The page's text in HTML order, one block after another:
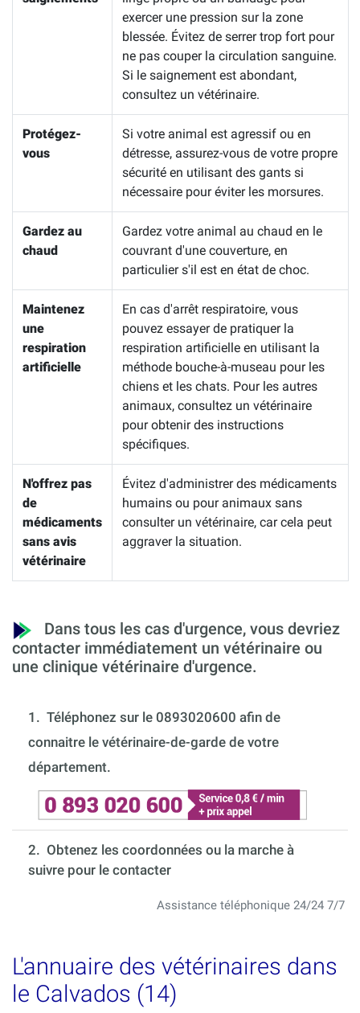
exercer une pression sur la zone
blessée. Évitez de serrer trop fort pour
ne pas couper la circulation sanguine.
Si le saignement est abondant,
consultez un vétérinaire.
Protégez-
vous
Si votre animal est agressif ou en
détresse, assurez-vous de votre propre
sécurité en utilisant des gants si
nécessaire pour éviter les morsures.
Gardez au
chaud
Gardez votre animal au chaud en le
couvrant d'une couverture, en
particulier s'il est en état de choc.
Maintenez
une
respiration
artificielle
En cas d'arrêt respiratoire, vous
pouvez essayer de pratiquer la
respiration artificielle en utilisant la
méthode bouche-à-museau pour les
chiens et les chats. Pour les autres
animaux, consultez un vétérinaire
pour obtenir des instructions
spécifiques.
N'offrez pas
de
médicaments
sans avis
vétérinaire
Évitez d'administrer des médicaments
humains ou pour animaux sans
consulter un vétérinaire, car cela peut
aggraver la situation.
Dans tous les cas d'urgence, vous devriez
contacter immédiatement un vétérinaire ou
une clinique vétérinaire d'urgence.
1. Téléphonez sur le 0893020600 afin de
connaitre le vétérinaire-de-garde de votre
département.
2. Obtenez les coordonnées ou la marche à
suivre pour le contacter
Assistance téléphonique 24/24 7/7
L'annuaire des vétérinaires dans
le Calvados (14)